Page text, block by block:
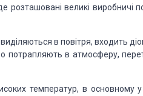
розташовані великі виробничі
в повітря, входить
потрапляють в атмосферу,
температур, в основному